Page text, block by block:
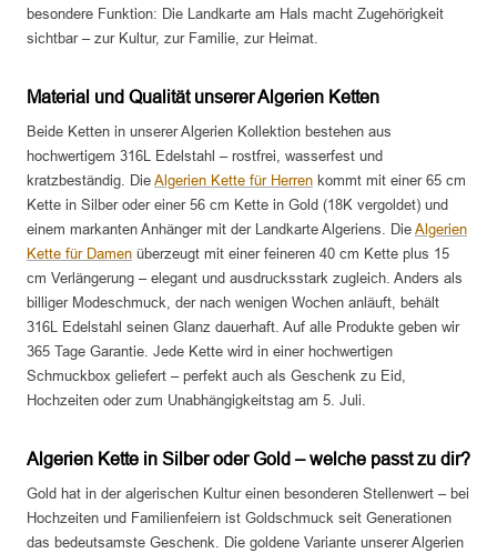
besondere Funktion: Die Landkarte am Hals macht Zugehörigkeit
sichtbar – zur Kultur, zur Familie, zur Heimat.
Material und Qualität unserer Algerien Ketten
Beide Ketten in unserer Algerien Kollektion bestehen aus
hochwertigem 316L Edelstahl – rostfrei, wasserfest und
kratzbeständig. Die Algerien Kette für Herren kommt mit einer 65 cm
Kette in Silber oder einer 56 cm Kette in Gold (18K vergoldet) und
einem markanten Anhänger mit der Landkarte Algeriens. Die Algerien
Kette für Damen überzeugt mit einer feineren 40 cm Kette plus 15
cm Verlängerung – elegant und ausdrucksstark zugleich. Anders als
billiger Modeschmuck, der nach wenigen Wochen anläuft, behält
316L Edelstahl seinen Glanz dauerhaft. Auf alle Produkte geben wir
365 Tage Garantie. Jede Kette wird in einer hochwertigen
Schmuckbox geliefert – perfekt auch als Geschenk zu Eid,
Hochzeiten oder zum Unabhängigkeitstag am 5. Juli.
Algerien Kette in Silber oder Gold – welche passt zu dir?
Gold hat in der algerischen Kultur einen besonderen Stellenwert – bei
Hochzeiten und Familienfeiern ist Goldschmuck seit Generationen
das bedeutsamste Geschenk. Die goldene Variante unserer Algerien